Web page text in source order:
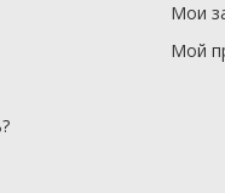
Мои
Мой